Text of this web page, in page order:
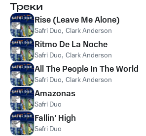
Треки
Rise (Leave Me Alone)
Safri Duo, Clark Anderson
Ritmo De La Noche
Safri Duo, Clark Anderson
All The People In The World
Safri Duo, Clark Anderson
Amazonas
Safri Duo
Fallin' High
Safri Duo